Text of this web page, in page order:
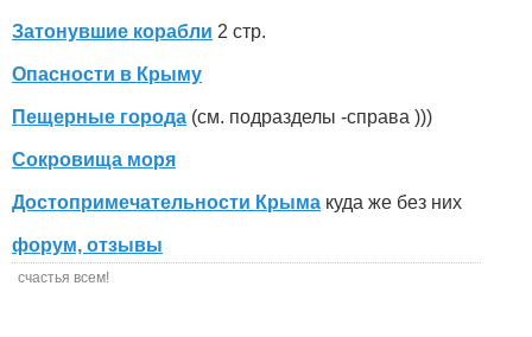
Затонувшие корабли 2 стр.
Опасности в Крыму
Пещерные города (см. подразделы -справа )))
Сокровища моря
Достопримечательности Крыма куда же без них
форум, отзывы
счастья всем!